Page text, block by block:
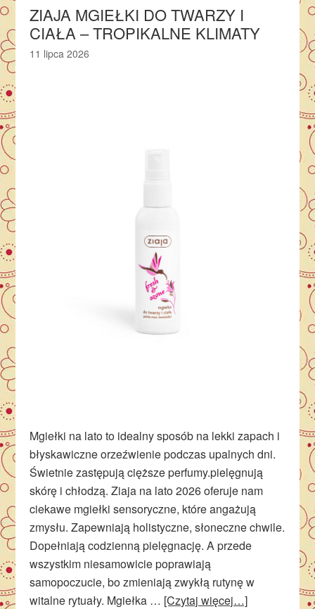
ZIAJA MGIEŁKI DO TWARZY I
CIAŁA – TROPIKALNE KLIMATY
11 lipca 2026
Mgiełki na lato to idealny sposób na lekki zapach i
błyskawiczne orzeźwienie podczas upalnych dni.
Świetnie zastępują cięższe perfumy.pielęgnują
skórę i chłodzą. Ziaja na lato 2026 oferuje nam
ciekawe mgiełki sensoryczne, które angażują
zmysłu. Zapewniają holistyczne, słoneczne chwile.
Dopełniają codzienną pielęgnację. A przede
wszystkim niesamowicie poprawiają
samopoczucie, bo zmieniają zwykłą rutynę w
witalne rytuały. Mgiełka … [Czytaj więcej…]